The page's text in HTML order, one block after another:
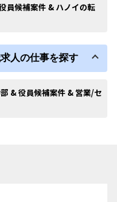
員候補案件 & ハノイの転
人の仕事を探す
& 役員候補案件 & 営業/セ